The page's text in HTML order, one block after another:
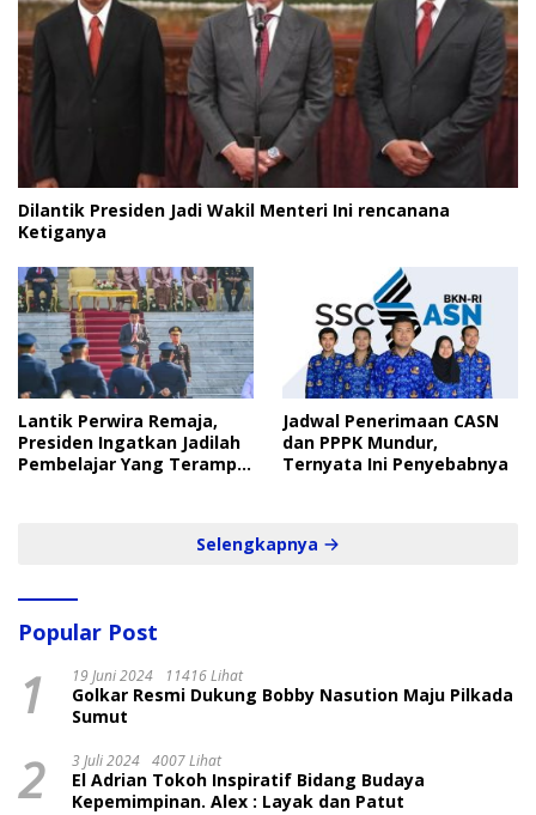
Dilantik Presiden Jadi Wakil Menteri Ini rencanana
Ketiganya
Lantik Perwira Remaja,
Presiden Ingatkan Jadilah
Pembelajar Yang Terampil
Jadwal Penerimaan CASN
dan PPPK Mundur,
Ternyata Ini Penyebabnya
Selengkapnya
Popular Post
1 19 Juni 2024 11416 Lihat
Golkar Resmi Dukung Bobby Nasution Maju Pilkada
Sumut
2 3 Juli 2024 4007 Lihat
El Adrian Tokoh Inspiratif Bidang Budaya
Kepemimpinan. Alex : Layak dan Patut